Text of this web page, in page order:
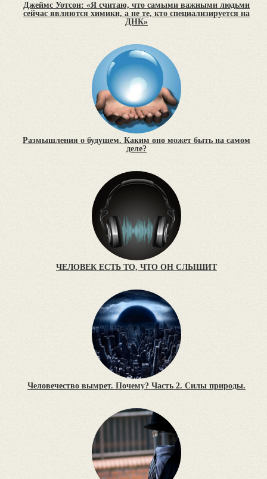
Джеймс Уотсон: «Я считаю, что самыми важными людьми
сейчас являются химики, а не те, кто специализируется на
ДНК»
Размышления о будущем. Каким оно может быть на самом
деле?
ЧЕЛОВЕК ЕСТЬ ТО, ЧТО ОН СЛЫШИТ
Человечество вымрет. Почему? Часть 2. Силы природы.